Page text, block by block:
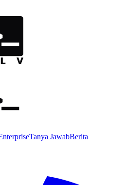
Tanya JawabBerita